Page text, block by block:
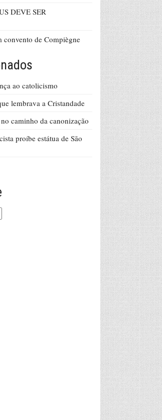
DEVE SER
convento de Compiègne
ao catolicismo
lembrava a Cristandade
caminho da canonização
proíbe estátua de São